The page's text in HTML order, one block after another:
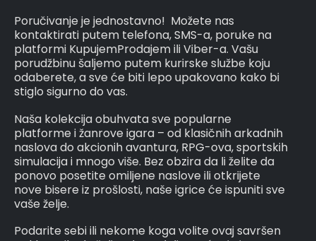
Poručivanje je jednostavno! Možete nas
kontaktirati putem telefona, SMS-a, poruke na
platformi KupujemProdajem ili Viber-a. Vašu
porudžbinu šaljemo putem kurirske službe koju
odaberete, a sve će biti lepo upakovano kako bi
stiglo sigurno do vas.
Naša kolekcija obuhvata sve popularne
platforme i žanrove igara – od klasičnih arkadnih
naslova do akcionih avantura, RPG-ova, sportskih
simulacija i mnogo više. Bez obzira da li želite da
ponovo posetite omiljene naslove ili otkrijete
nove bisere iz prošlosti, naše igrice će ispuniti sve
vaše želje.
Podarite sebi ili nekome koga volite ovaj savršen